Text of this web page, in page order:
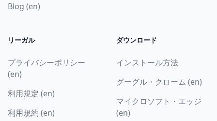
Blog (en)
リーガル
プライバシーポリシー
(en)
利用規定 (en)
利用規約 (en)
ダウンロード
インストール方法
グーグル・クローム (en)
マイクロソフト・エッジ
(en)